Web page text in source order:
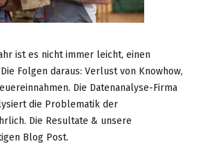
ist es nicht immer leicht, einen
Folgen daraus: Verlust von Knowhow,
Die Datenanalyse-Firma
die Problematik der
Die Resultate & unsere
Blog Post.